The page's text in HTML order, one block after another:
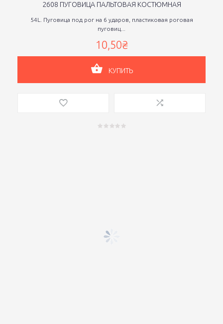
2608 ПУГОВИЦА ПАЛЬТОВАЯ КОСТЮМНАЯ
54L. Пуговица под рог на 6 ударов, пластиковая роговая
пуговиц...
10,50₴
КУПИТЬ